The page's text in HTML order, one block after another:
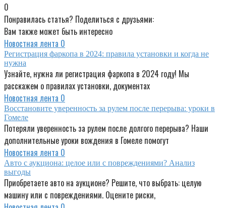
0
Понравилась статья? Поделиться с друзьями:
Вам также может быть интересно
Новостная лента 0
Регистрация фаркопа в 2024: правила установки и когда не
нужна
Узнайте, нужна ли регистрация фаркопа в 2024 году! Мы
расскажем о правилах установки, документах
Новостная лента 0
Восстановите уверенность за рулем после перерыва: уроки в
Гомеле
Потеряли уверенность за рулем после долгого перерыва? Наши
дополнительные уроки вождения в Гомеле помогут
Новостная лента 0
Авто с аукциона: целое или с повреждениями? Анализ
выгоды
Приобретаете авто на аукционе? Решите, что выбрать: целую
машину или с повреждениями. Оцените риски,